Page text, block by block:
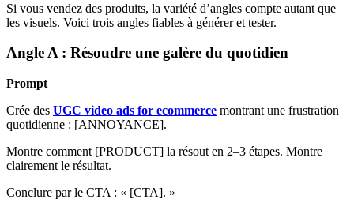
Si vous vendez des produits, la variété d’angles compte autant que
les visuels. Voici trois angles fiables à générer et tester.
Angle A : Résoudre une galère du quotidien
Prompt
Crée des UGC video ads for ecommerce montrant une frustration
quotidienne : [ANNOYANCE].
Montre comment [PRODUCT] la résout en 2–3 étapes. Montre
clairement le résultat.
Conclure par le CTA : « [CTA]. »